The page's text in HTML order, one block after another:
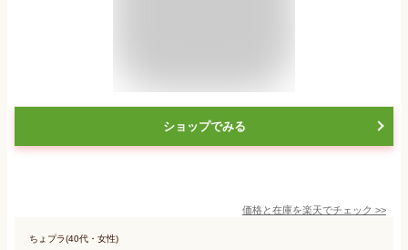
ショップでみる
価格と在庫を楽天でチェック >>
ちょプラ(40代・女性)